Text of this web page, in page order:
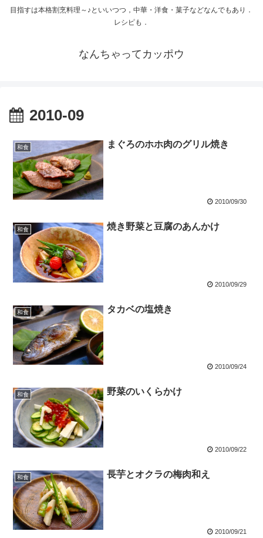
目指すは本格割烹料理～♪といいつつ，中華・洋食・菓子などなんでもあり．
レシピも．
なんちゃってカッポウ
2010-09
和食 まぐろのホホ肉のグリル焼き
2010/09/30
和食 焼き野菜と豆腐のあんかけ
2010/09/29
和食 タカベの塩焼き
2010/09/24
和食 野菜のいくらかけ
2010/09/22
和食 長芋とオクラの梅肉和え
2010/09/21